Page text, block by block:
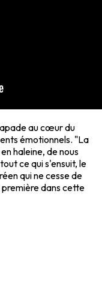
au cœur du
émotionnels. "La
haleine, de nous
ce qui s'ensuit, le
qui ne cesse de
dans cette